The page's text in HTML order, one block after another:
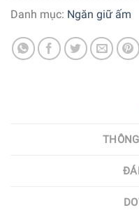
Danh mục: Ngăn giữ ấm